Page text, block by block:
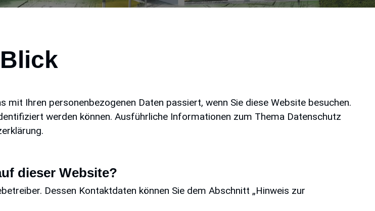
mit Ihren personenbezogenen Daten passiert, wenn Sie diese Website besuchen.
werden können. Ausführliche Informationen zum Thema Datenschutz
dieser Website?
Dessen Kontaktdaten können Sie dem Abschnitt „Hinweis zur